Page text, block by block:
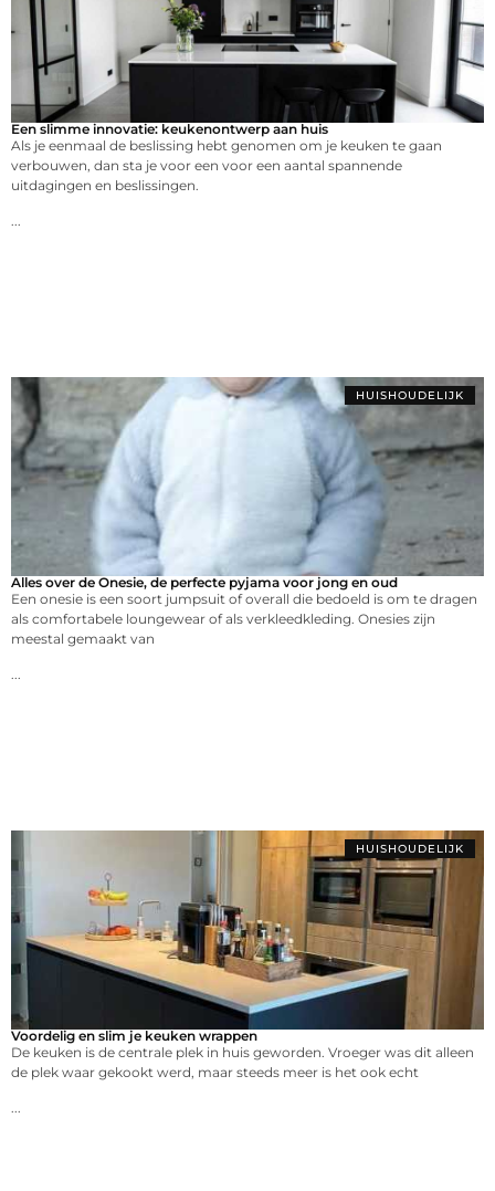
Een slimme innovatie: keukenontwerp aan huis
Als je eenmaal de beslissing hebt genomen om je keuken te gaan
verbouwen, dan sta je voor een voor een aantal spannende
uitdagingen en beslissingen.
...
HUISHOUDELIJK
Alles over de Onesie, de perfecte pyjama voor jong en oud
Een onesie is een soort jumpsuit of overall die bedoeld is om te dragen
als comfortabele loungewear of als verkleedkleding. Onesies zijn
meestal gemaakt van
...
HUISHOUDELIJK
Voordelig en slim je keuken wrappen
De keuken is de centrale plek in huis geworden. Vroeger was dit alleen
de plek waar gekookt werd, maar steeds meer is het ook echt
...